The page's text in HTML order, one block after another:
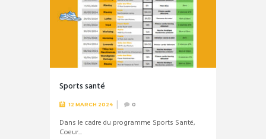
Sports santé
12 MARCH 2024 0
Dans le cadre du programme Sports Santé,
Coeur...